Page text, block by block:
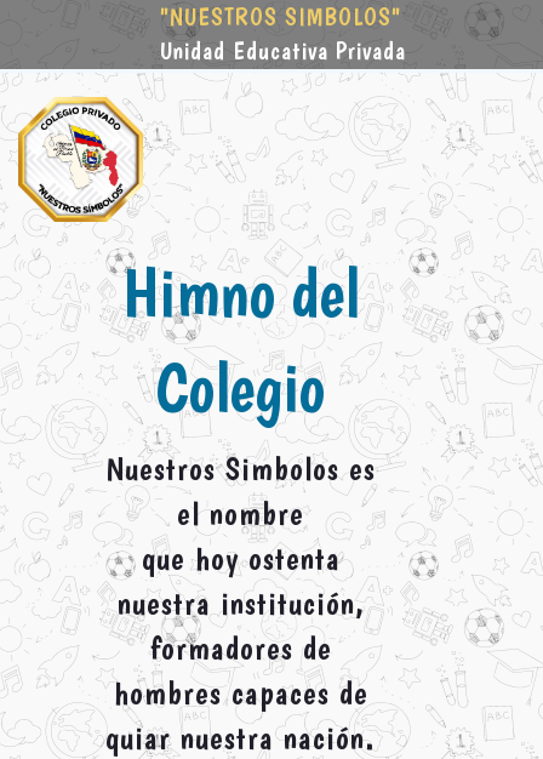
"NUESTROS SIMBOLOS"
Unidad Educativa Privada
Himno del
Colegio
Nuestros Simbolos es
el nombre
que hoy ostenta
nuestra institución,
formadores de
hombres capaces de
quiar nuestra nación.